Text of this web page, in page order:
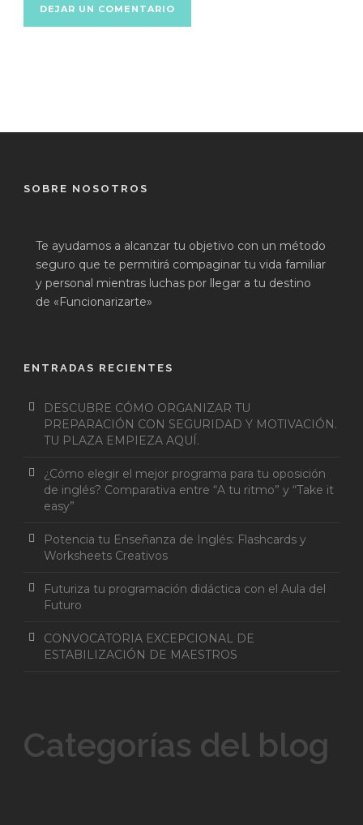
SOBRE NOSOTROS
Te ayudamos a alcanzar tu objetivo con un método
seguro que te permitirá compaginar tu vida familiar
y personal mientras luchas por llegar a tu destino
de «Funcionarizarte»
ENTRADAS RECIENTES
DESCUBRE CÓMO ORGANIZAR TU
PREPARACIÓN CON SEGURIDAD Y MOTIVACIÓN.
TU PLAZA EMPIEZA AQUÍ.
¿Cómo elegir el mejor programa para tu oposición
de inglés? Comparativa entre “A tu ritmo” y “Take it
easy”
Potencia tu Enseñanza de Inglés: Flashcards y
Worksheets Creativos
Futuriza tu programación didáctica con el Aula del
Futuro
CONVOCATORIA EXCEPCIONAL DE
ESTABILIZACIÓN DE MAESTROS
Categorías del blog